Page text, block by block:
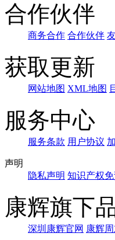
合作伙伴
商务合作 合作伙伴
获取更新
网站地图 XML地图
服务中心
服务条款 用户协议
声明
隐私声明 知识产权
康辉旗下
深圳康辉官网 康辉